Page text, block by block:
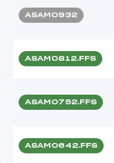
ASAM0932
ASAM0812.FFS
ASAM0752.FFS
ASAM0642.FFS